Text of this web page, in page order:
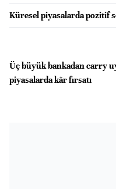
Küresel piyasalarda pozitif
Üç büyük bankadan carry
piyasalarda kâr fırsatı